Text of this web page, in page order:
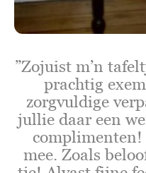
”Zojuist m’n
prachtig
zorgvuldige
jullie daar een
complimenten!
mee. Zoals